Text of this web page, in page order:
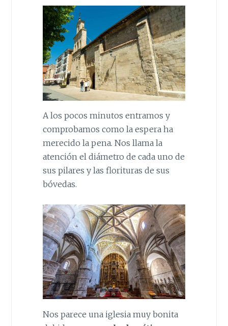
A los pocos minutos entramos y
comprobamos como la espera ha
merecido la pena. Nos llama la
atención el diámetro de cada uno de
sus pilares y las florituras de sus
bóvedas.
Nos parece una iglesia muy bonita